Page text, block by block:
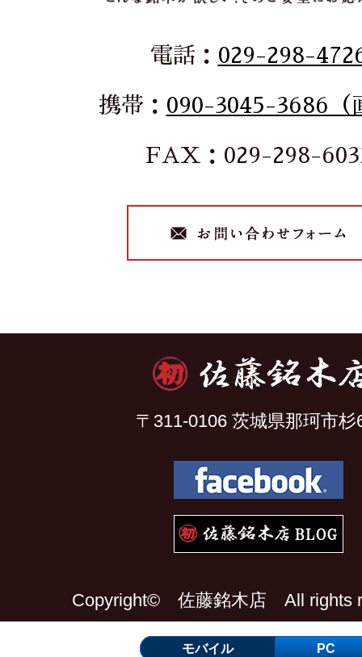
電話： 029-298-
携帯： 090-3045-3686（
FAX：029-298-
〒311-0106 茨城県那珂市杉
Copyright© 佐藤銘木店 All rights
モバイル PC